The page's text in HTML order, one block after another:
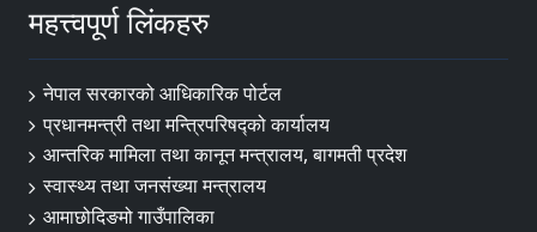
महत्त्वपूर्ण लिंकहरु
नेपाल सरकारको आधिकारिक पोर्टल
प्रधानमन्त्री तथा मन्त्रिपरिषद्‍को कार्यालय
आन्तरिक मामिला तथा कानून मन्त्रालय, बागमती प्रदेश
स्वास्थ्य तथा जनसंख्या मन्त्रालय
आमाछोदिङमो गाउँपालिका